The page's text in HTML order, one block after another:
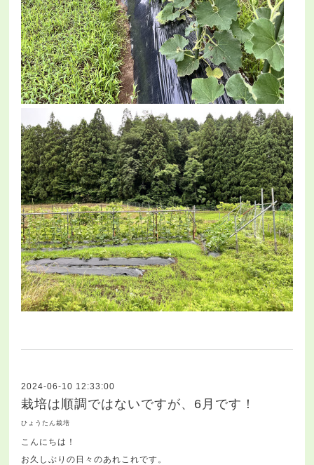
2024-06-10 12:33:00
栽培は順調ではないですが、6月です！
ひょうたん栽培
こんにちは！
お久しぶりの日々のあれこれです。